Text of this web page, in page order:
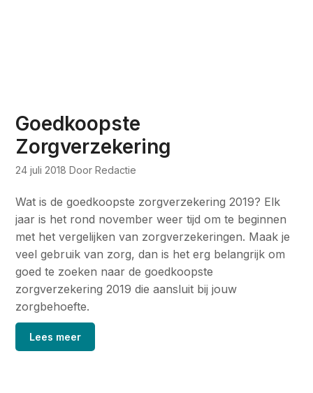
Goedkoopste
Zorgverzekering
24 juli 2018 Door Redactie
Wat is de goedkoopste zorgverzekering 2019? Elk
jaar is het rond november weer tijd om te beginnen
met het vergelijken van zorgverzekeringen. Maak je
veel gebruik van zorg, dan is het erg belangrijk om
goed te zoeken naar de goedkoopste
zorgverzekering 2019 die aansluit bij jouw
zorgbehoefte.
Lees meer